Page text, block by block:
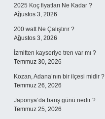
2025 Koç fiyatları Ne Kadar ?
Ağustos 3, 2026
200 watt Ne Çalıştırır ?
Ağustos 3, 2026
İzmitten kayseriye tren var mı ?
Temmuz 30, 2026
Kozan, Adana’nın bir ilçesi midir ?
Temmuz 26, 2026
Japonya’da barış günü nedir ?
Temmuz 25, 2026